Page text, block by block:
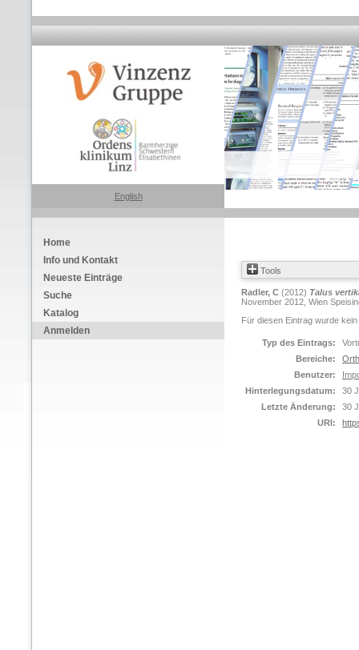
English
Home
Info und Kontakt
Neueste Einträge
Suche
Katalog
Anmelden
Tools
Radler, C (2012) Talus
November 2012, Wien
Für diesen Eintrag wurde
Typ des Eintrags:
Bereiche:
Benutzer:
Hinterlegungsdatum:
30
Letzte Änderung:
30
URI: